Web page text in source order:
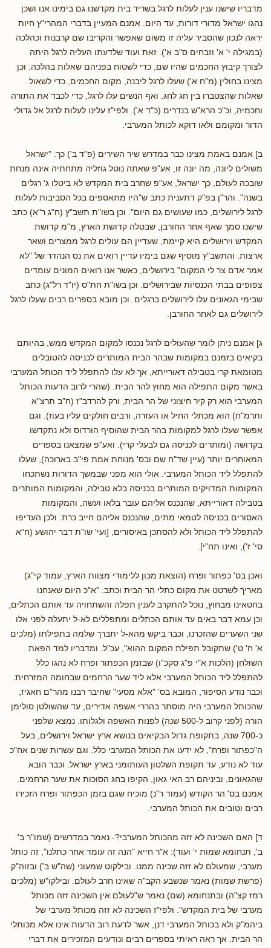
מדבריו שישנו ענין לעלות לרגל בשריד בית מקדשנו גם בימינו אנו ושכן
נהגו ישראל מדורי דורות, עד היום. אמנם המעיין בדברי המהרי"ץ חיות
יראה לנכון שהסביר עליה זו משום שאפשר והקריבו שם קרבנות וכהלכה
(במגילה י' א' וזבחים ס"ב א'). זאת ועוד שלדעתו העליה לרגל היתה
לצורך קיבוץ החכמים שהיו שם, כדי לשטוח בפניהם שאלות בהלכה. וכן
מצינו בחולין (מ"ח א') שעלו לרגל ליבנה, מקום החכמים, כדי לשאול
שאלות שהצטברו בין חג לחג. ואף הנשים עלו לרגל, כדי לכבד את התורה
וחכמיה, וכ"כ הרא"ש בנדרים (כ"ד א'). ולפי"ז עלינו לעלות לרגל אל גדולי
הדור ומקומם ולאו דוקא לכותל המערבי.
ב] אמנם באמת מצינו כבר במדרש שיר השירים (פ"ד ב') כך: "ישראל
משולים ליונה, מה יונה זו, אע"פ שאתה נוטל גוזליה מתחתיה אינה מנחת
שובכה לעולם, כך ישראל, אע"פ שחרב בית המקדש לא ביטלו ג' רגלים
בשנה". והר"ן בפ"ק דתענית כתב ש"היו מתאספים בכל הסביבות לעלות
לרגל לירושלים, כמו שעושים גם היום". וכן בשו"ת תשב"ץ (ח"ג ר"א) כתב
שישנו סמך שאף אחר החורבן, שבטלה קדושת הארץ, מ"מ קדושת
המקדש וירושלים היא קיימת, שעדיין הם עולים לרגל ממצרים ושאר
ארצות. והתשב"ץ מוסיף שגם בימיו עדיין רואים את נס הנהדר של "לא
אמר אדם צר לי המקום" בירושלים, כאשר אנו רואים המונים עומדים
צפופים בבתי הכנסיות שבירושלים. וכן בשו"ת חת"ס (יו"ד רל"ג) כתב
שבימי הגאונים עלו לירושלים ברגלים. וכן מובא בספרים רבים שעלו לרגל
לירושלים גם לאחר החורבן.
ג] אמנם ניתן לומר שהעולים לרגל נכנסו למקום המקדש ממש, בהיותם
בקיאים בזמנם במקומות שבהר הבית המותרים לכניסה להטובלים
מטומאת קרי בטבילה דאורייתא, אך לא עלו להתפלל ליד הכותל המערבי
באשר מקום התפילה הוא מחוץ להר הבית. (שהרי לרוב הדעות הכותל
המערבי הוא רק קיר חיצוני של הר הבית, ורק להרדב"ז (ח"ב תרצ"א
ותרמ"ח) הוא מכתלי החיל או העזרה, ורבים חולקים עליו בעוז). וגם
אפשר שעלו לרגל למקומות בהר הבית שהוסיף הורדוס ולא נתקדשו
בקדושה (ומותרים לכניסה גם לבעלי קרי). ואע"פ שמצאנו בספרים
המאוחרים יותר (עיין שד"ח שם ובס' מנוחת אמת פי"ב בארוכה), שעלו
להתפלל ליד הכותל המערבי. אולי הוא מפני שבמשך הדורות נשתכחו
המקומות המדויקים המותרים בכניסה בלא טבילה, והמקומות המותרים
בטבילה דאורייתא, שהנכנס אליהם עובר בלאו ועשה, והמקומות
האסורים בכניסה לטמאי מתים, שהנכנס אליהם חייב כרת. ולכן העדיפו
להתפלל ליד הכותל ולא להסתכן באיסורים, [ועי' שו"ת דבר יהושע (ח"א
סי' ז'), ואינו תח"י].
ואכן בס' כפתור ופרח (הוצאת מכון ללימודי מצוות הארץ, עמוד קי"ג)
מאריך לשרטט את מקום כתלי הר הבית וכתב: "א"כ היום שאנחנו
בחטאינו מבחוץ, נוכל להתקרב לענין תפלה והשתחויה עד אותם הכתלים,
וכן עמא דבר באים עד אותם הכתלים ומתפללים לא-ל יתעלה לפני אלו
שני השערים שהזכרנו, וכבר ביקש מהא-ל יתברך שלמה בתפילתו (מלכים
א' ח' ט') שתקובל תפילת המקום ההוא", עכ"ל. ומדבריו למד הפאת
השולחן (הלכות א"י פ"ג סקכ"ו) שבזמן הכפתור ופרח לא נהגו כלל
להתפלל ליד הכותל המערבי אלא ליד שער הרחמים שבחומה המזרחית.
וכבר נודע הסיפור, המובא בס' "אלא מסעי" שחיבר רבנו מהר"ם חאגיז,
שהכותל המערבי היה מוסתר בהררי אשפה אדירים, עד שהשולטן סולימן
הורה (לפני קרוב ל-500 שנה) לפנות האשפה ולגלותו. נמצא שלפני
כ-700 שנה, בתקופת גדול הבקיאים בנושא ארץ ישראל וירושלים, בעל
ה"כפתור ופרח", לא ידעו את הכותל המערבי כלל. וגם עשרות שנים אח"כ
עוד לא נודע, עד תקופת השלטון העותומני בארץ ישראל. וכבר הובא
שהגאונים, וביניהם רב האי גאון, הקיפו בחג הסוכות את שער הרחמים.
אמנם בס' הר הקודש (עמוד ר"נ) מוכיח שגם בזמן הכפתור ופרח הזכירו
רבים וטובים את הכותל המערבי.
ד] האם השכינה לא זזה מהכותל המערבי?- נאמר במדרשים (שמו"ר ב'
ב', תנחומא שמות י' ועוד): א"ר חייא "הנה זה עומד אחר כתלנו", זה כותל
מערבי, שמעולם לא זזה שכינה ממנו. ובילקוט שמעוני (שה"ש ב') ובזוה"ק
(פרשת שמות) נאמר שנשבע הקב"ה שאינו חרב לעולם. ובילקו"ש (מלכים
רמז קצ"ה) ובתנחומא (שם) נאמר ש"לעולם אין השכינה זזה מכותל
מערבי של בית המקדש". ולפי"ז השכינה לא זזה מכותל מערבי של
ביהמ"ק ולא בכותל המערבי דנן, אשר לדעת רוב הדעות אינו אלא מכותלי
הר הבית. אך ראה ראיתי בספרים רבים ונודעים המזכירים את דברי